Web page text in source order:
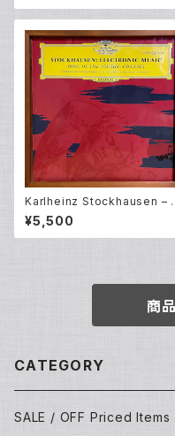
Karlheinz Stockhausen –
esang Der Jünglinge / Kon
takte (LP)
¥5,500
商
CATEGORY
SALE / OFF Priced Items